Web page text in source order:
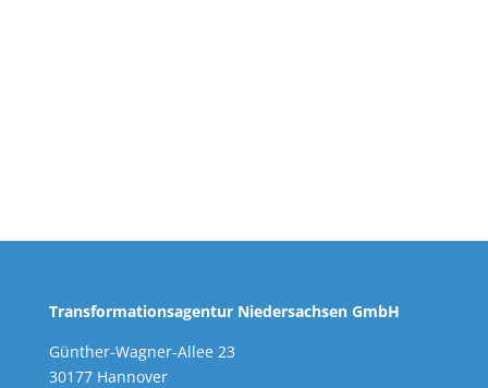
Transformationsagentur Niedersachsen GmbH
Günther-Wagner-Allee 23
30177 Hannover